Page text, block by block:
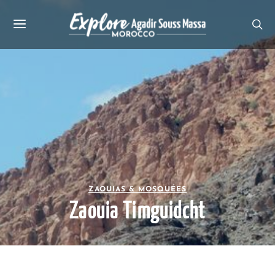
ZAOUIAS & MOSQUÉES
Zaouia Timguidcht